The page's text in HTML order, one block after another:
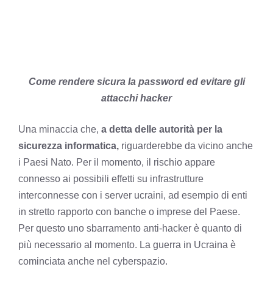
Come rendere sicura la password ed evitare gli
attacchi hacker
Una minaccia che, a detta delle autorità per la
sicurezza informatica, riguarderebbe da vicino anche
i Paesi Nato. Per il momento, il rischio appare
connesso ai possibili effetti su infrastrutture
interconnesse con i server ucraini, ad esempio di enti
in stretto rapporto con banche o imprese del Paese.
Per questo uno sbarramento anti-hacker è quanto di
più necessario al momento. La guerra in Ucraina è
cominciata anche nel cyberspazio.